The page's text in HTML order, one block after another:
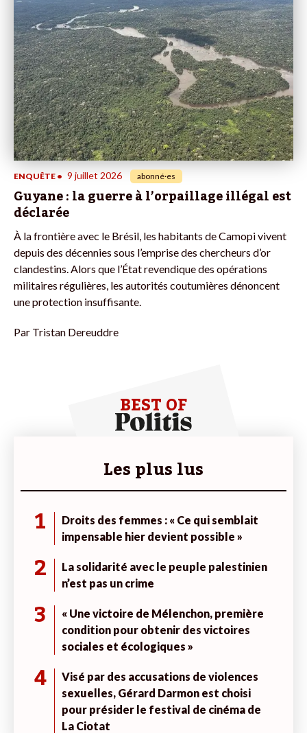
ENQUÊTE • 9 juillet 2026 abonné·es
Guyane : la guerre à l’orpaillage illégal est
déclarée
À la frontière avec le Brésil, les habitants de Camopi vivent
depuis des décennies sous l’emprise des chercheurs d’or
clandestins. Alors que l’État revendique des opérations
militaires régulières, les autorités coutumières dénoncent
une protection insuffisante.
Par Tristan Dereuddre
BEST OF
Les plus lus
1
Droits des femmes : « Ce qui semblait
impensable hier devient possible »
2
La solidarité avec le peuple palestinien
n’est pas un crime
3
« Une victoire de Mélenchon, première
condition pour obtenir des victoires
sociales et écologiques »
4
Visé par des accusations de violences
sexuelles, Gérard Darmon est choisi
pour présider le festival de cinéma de
La Ciotat